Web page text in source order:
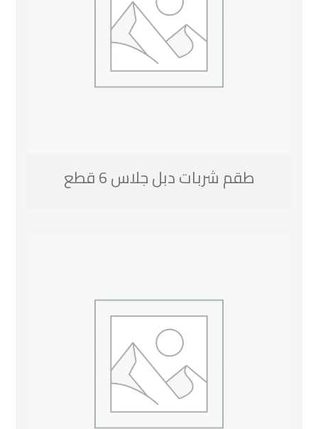
طقم شربات دبل جلاس 6 قطع